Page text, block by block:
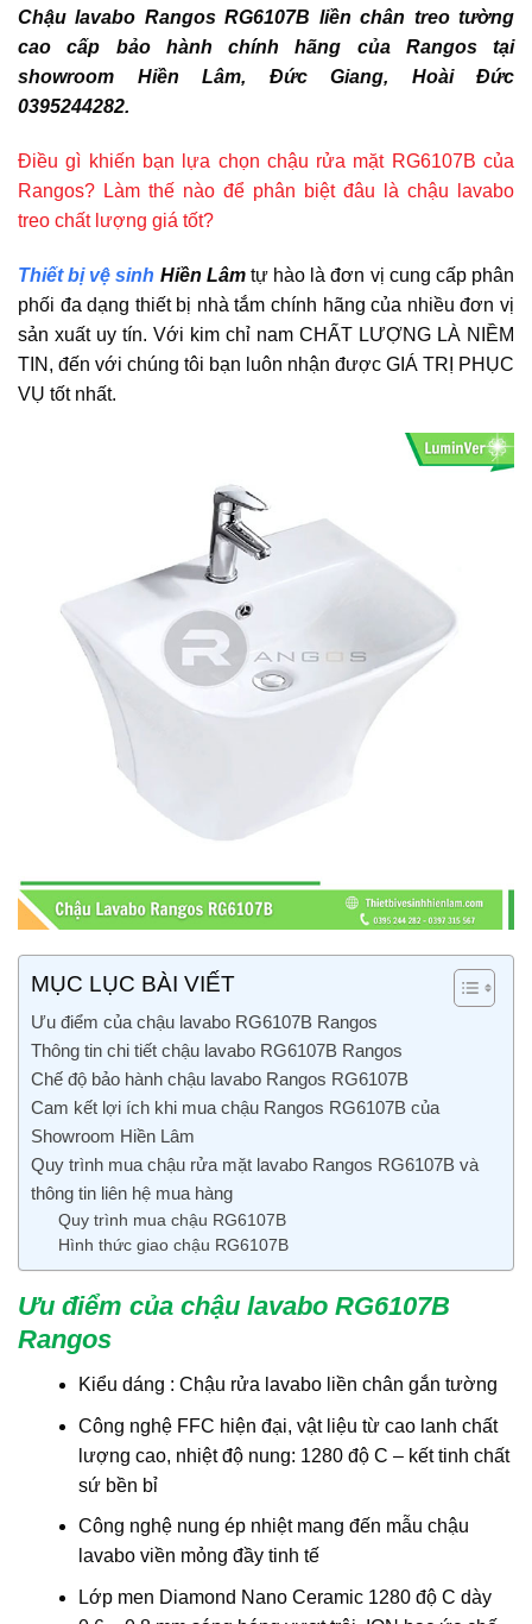
Chậu lavabo Rangos RG6107B liền chân treo tường
cao cấp bảo hành chính hãng của Rangos tại
showroom Hiền Lâm, Đức Giang, Hoài Đức
0395244282.
Điều gì khiến bạn lựa chọn chậu rửa mặt RG6107B của
Rangos? Làm thế nào để phân biệt đâu là chậu lavabo
treo chất lượng giá tốt?
Thiết bị vệ sinh Hiền Lâmtự hào là đơn vị cung cấp phân
phối đa dạng thiết bị nhà tắm chính hãng của nhiều đơn vị
sản xuất uy tín. Với kim chỉ nam CHẤT LƯỢNG LÀ NIỀM
TIN, đến với chúng tôi bạn luôn nhận được GIÁ TRỊ PHỤC
VỤ tốt nhất.
MỤC LỤC BÀI VIẾT
Ưu điểm của chậu lavabo RG6107B Rangos
Thông tin chi tiết chậu lavabo RG6107B Rangos
Chế độ bảo hành chậu lavabo Rangos RG6107B
Cam kết lợi ích khi mua chậu Rangos RG6107B của
Showroom Hiền Lâm
Quy trình mua chậu rửa mặt lavabo Rangos RG6107B và
thông tin liên hệ mua hàng
Quy trình mua chậu RG6107B
Hình thức giao chậu RG6107B
Ưu điểm của chậu lavabo RG6107B
Rangos
Kiểu dáng : Chậu rửa lavabo liền chân gắn tường
Công nghệ FFC hiện đại, vật liệu từ cao lanh chất
lượng cao, nhiệt độ nung: 1280 độ C – kết tinh chất
sứ bền bỉ
Công nghệ nung ép nhiệt mang đến mẫu chậu
lavabo viền mỏng đầy tinh tế
Lớp men Diamond Nano Ceramic 1280 độ C dày